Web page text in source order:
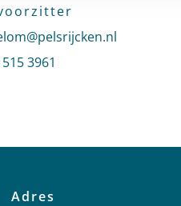
Sandra van Heukelom-
Sandra van Heukelom-
3961
Adres